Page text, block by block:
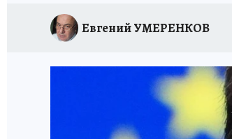
Евгений УМЕРЕНКОВ